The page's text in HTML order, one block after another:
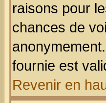
raisons pour
chances de
fournie est
Revenir en